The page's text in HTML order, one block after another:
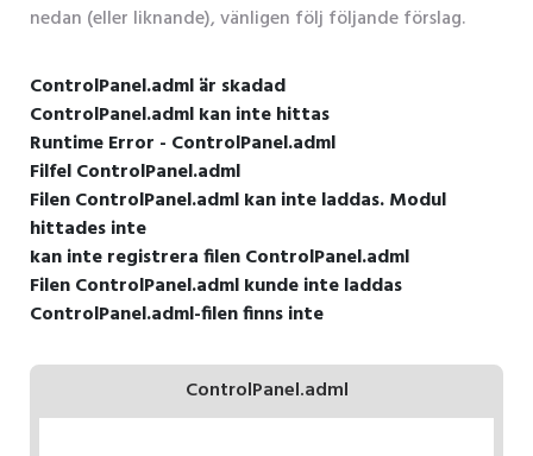
nedan (eller liknande), vänligen följ följande förslag.
ControlPanel.adml är skadad
ControlPanel.adml kan inte hittas
Runtime Error - ControlPanel.adml
Filfel ControlPanel.adml
Filen ControlPanel.adml kan inte laddas. Modul
hittades inte
kan inte registrera filen ControlPanel.adml
Filen ControlPanel.adml kunde inte laddas
ControlPanel.adml-filen finns inte
ControlPanel.adml